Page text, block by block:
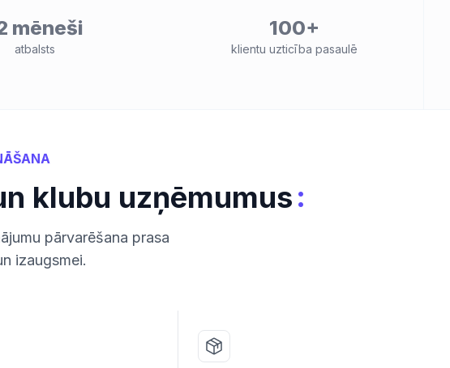
mēneši
atbalsts
100+
klientu uzticība pasaulē
klubu uzņēmumus:
pārvarēšana prasa
izaugsmei.